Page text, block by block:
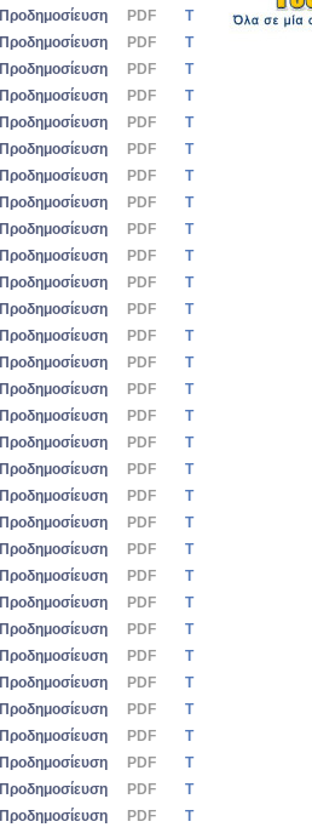
Προδημοσίευση PDF
Τ
Προδημοσίευση PDF
Τ
Προδημοσίευση PDF
Τ
Προδημοσίευση PDF
Τ
Προδημοσίευση PDF
Τ
Προδημοσίευση PDF
Τ
Προδημοσίευση PDF
Τ
Προδημοσίευση PDF
Τ
Προδημοσίευση PDF
Τ
Προδημοσίευση PDF
Τ
Προδημοσίευση PDF
Τ
Προδημοσίευση PDF
Τ
Προδημοσίευση PDF
Τ
Προδημοσίευση PDF
Τ
Προδημοσίευση PDF
Τ
Προδημοσίευση PDF
Τ
Προδημοσίευση PDF
Τ
Προδημοσίευση PDF
Τ
Προδημοσίευση PDF
Τ
Προδημοσίευση PDF
Τ
Προδημοσίευση PDF
Τ
Προδημοσίευση PDF
Τ
Προδημοσίευση PDF
Τ
Προδημοσίευση PDF
Τ
Προδημοσίευση PDF
Τ
Προδημοσίευση PDF
Τ
Προδημοσίευση PDF
Τ
Προδημοσίευση PDF
Τ
Προδημοσίευση PDF
Τ
Προδημοσίευση PDF
Τ
Προδημοσίευση PDF
Τ